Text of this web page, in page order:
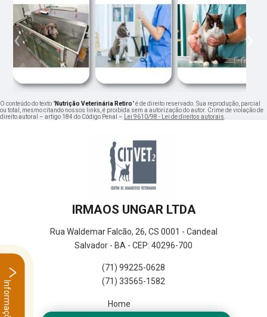
‹ ›
O conteúdo do texto "Nutrição Veterinária Retiro" é de direito reservado. Sua reprodução, parcial
ou total, mesmo citando nossos links, é proibida sem a autorização do autor. Crime de violação de
direito autoral – artigo 184 do Código Penal – Lei 9610/98 - Lei de direitos autorais.
IRMAOS UNGAR LTDA
Rua Waldemar Falcão, 26, CS 0001 - Candeal
Salvador - BA - CEP: 40296-700
(71) 99225-0628
(71) 33565-1582
Home
Informações